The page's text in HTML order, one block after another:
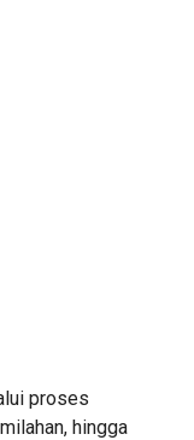
proses
hingga